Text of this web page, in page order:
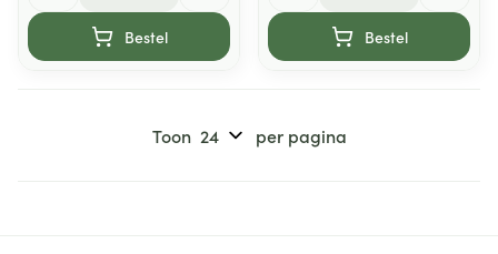
Bestel Bestel
Toon per pagina